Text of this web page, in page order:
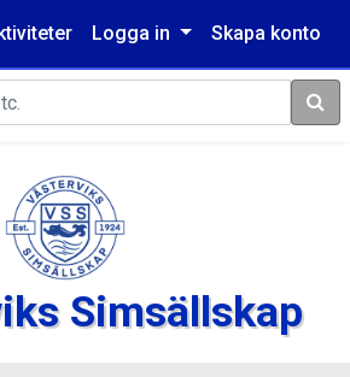
Logga in Skapa konto
Sök
Simsällskap